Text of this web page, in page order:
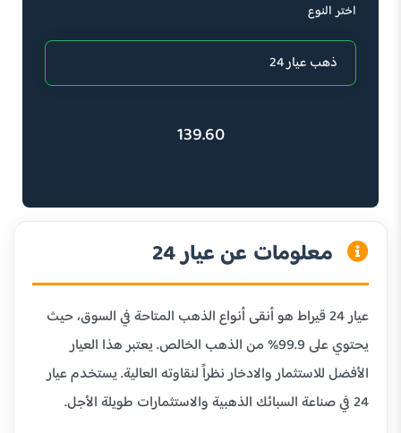
اختر النوع
139.60
معلومات عن عيار 24
عيار 24 قيراط هو أنقى أنواع الذهب المتاحة في السوق، حيث
يحتوي على 99.9% من الذهب الخالص. يعتبر هذا العيار
الأفضل للاستثمار والادخار نظراً لنقاوته العالية. يستخدم عيار
24 في صناعة السبائك الذهبية والاستثمارات طويلة الأجل.